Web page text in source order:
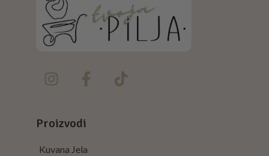
Proizvodi
Kuvana Jela